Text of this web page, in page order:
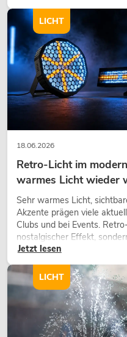
1.649,00
EUROLITE Set 4x AKKU TL-3
RGB+UV Trusslight + SB-4
No. 20000852
Bestand reicht ca. 12 Wo.
549,00 €
18.06.2026
Retro-Licht im
warmes Licht wieder
Sehr warmes Licht,
Akzente prägen viele
Clubs und bei Events.
nostalgischer Effekt,
Gestaltungsmittel: Es
wirken lassen.
Jetzt lesen
LICHT
LICHT